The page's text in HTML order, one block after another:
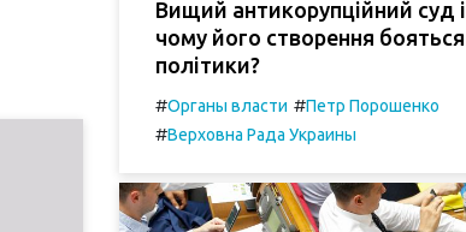
Вищий антикорупційний суд і
чому його створення бояться
політики?
#Органы власти #Петр Порошенко
#Верховна Рада Украины